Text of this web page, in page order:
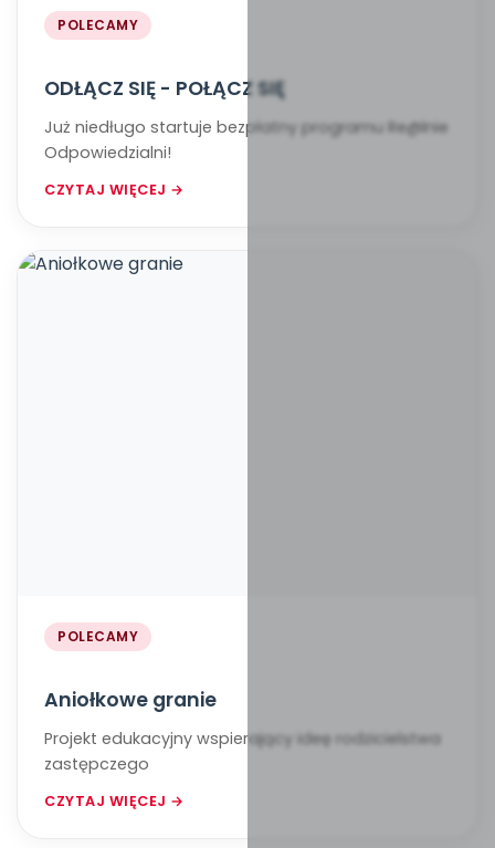
POLECAMY
ODŁĄCZ SIĘ - POŁĄCZ SIĘ
Już niedługo startuje bezpłatny programu Re@lnie
Odpowiedzialni!
CZYTAJ WIĘCEJ →
POLECAMY
Aniołkowe granie
Projekt edukacyjny wspierający ideę rodzicielstwa
zastępczego
CZYTAJ WIĘCEJ →